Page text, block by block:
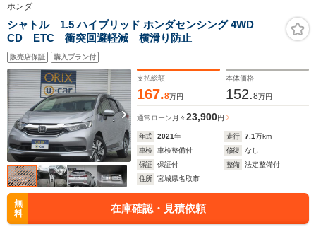
ホンダ
シャトル 1.5 ハイブリッド ホンダセンシング 4WD
CD ETC 衝突回避軽減 横滑り防止
販売店保証 購入プラン付
支払総額
167.8万円
本体価格
152.8万円
通常ローン 月々23,900円
年式 2021年 走行 7.1万km
車検
車検整備付 修復
なし
保証
保証付 整備
法定整備付
住所
宮城県名取市
無
料
在庫確認・見積依頼